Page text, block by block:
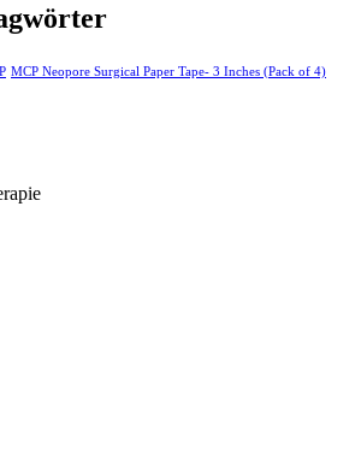
MCP Neopore Surgical Paper Tape- 3 Inches (Pack of 4)